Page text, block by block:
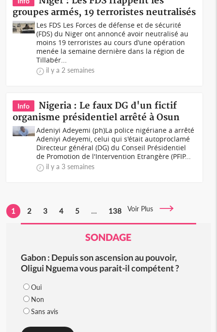
groupes armés, 19 terroristes neutralisés
Les FDS Les Forces de défense et de sécurité
(FDS) du Niger ont annoncé avoir neutralisé au
moins 19 terroristes au cours d’une opération
menée la semaine dernière dans la région de
Tillabér...
il y a 2 semaines
Info
Nigeria : Le faux DG d'un fictif
organisme présidentiel arrêté à Osun
Adeniyi Adeyemi (ph)La police nigériane a arrêté
Adeniyi Adeyemi, celui qui s'était autoproclamé
Directeur général (DG) du Conseil Présidentiel
de Promotion de l'Intervention Etrangère (PFIP...
il y a 3 semaines
1 2 3 4 5 ... 138 Voir Plus
SONDAGE
Gabon : Depuis son ascension au pouvoir,
Oligui Nguema vous parait-il compétent ?
Oui
Non
Sans avis